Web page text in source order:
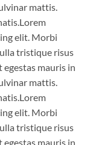
mattis.
elit. Morbi
tristique risus
mauris in
mattis.
elit. Morbi
tristique risus
mauris in